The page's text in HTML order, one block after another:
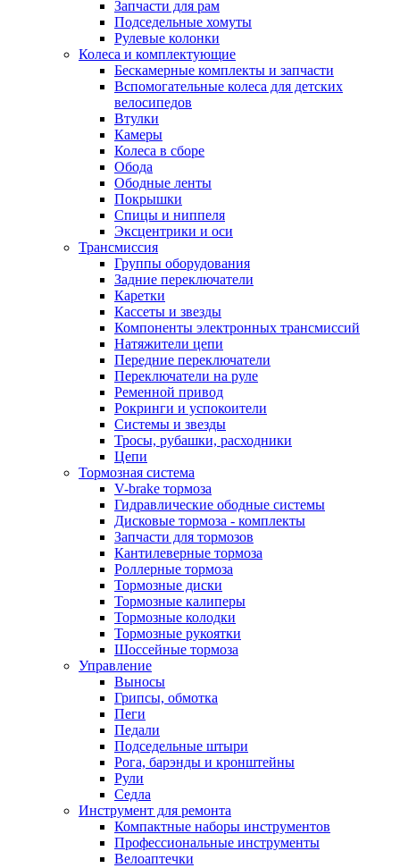
Запчасти для рам
Подседельные хомуты
Рулевые колонки
Колеса и комплектующие
Бескамерные комплекты и запчасти
Вспомогательные колеса для детских
велосипедов
Втулки
Камеры
Колеса в сборе
Обода
Ободные ленты
Покрышки
Спицы и ниппеля
Эксцентрики и оси
Трансмиссия
Группы оборудования
Задние переключатели
Каретки
Кассеты и звезды
Компоненты электронных трансмиссий
Натяжители цепи
Передние переключатели
Переключатели на руле
Ременной привод
Рокринги и успокоители
Системы и звезды
Тросы, рубашки, расходники
Цепи
Тормозная система
V-brake тормоза
Гидравлические ободные системы
Дисковые тормоза - комплекты
Запчасти для тормозов
Кантилеверные тормоза
Роллерные тормоза
Тормозные диски
Тормозные калиперы
Тормозные колодки
Тормозные рукоятки
Шоссейные тормоза
Управление
Выносы
Грипсы, обмотка
Пеги
Педали
Подседельные штыри
Рога, барэнды и кронштейны
Рули
Седла
Инструмент для ремонта
Компактные наборы инструментов
Профессиональные инструменты
Велоаптечки